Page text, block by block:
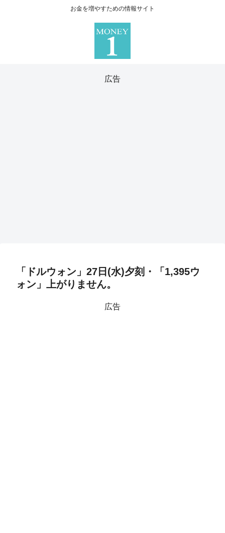
お金を増やすための情報サイト
広告
「ドルウォン」27日(水)夕刻・「1,395ウ
ォン」上がりません。
広告